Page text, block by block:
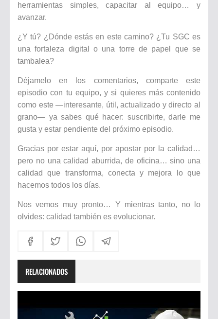
herramientas simples, capacitar al equipo… y
avanzar.
¿Y tú? ¿Dónde estás en este camino? ¿Tu SGC es
una fortaleza digital o una torre de papel que se
tambalea?
Déjamelo en los comentarios, comparte este
episodio con tu equipo, y si quieres más contenido
como este —interesante, útil, actualizado y directo al
grano— ya sabes qué hacer: suscribirte, darle me
gusta y estar pendiente del próximo episodio.
Gracias por estar aquí, por apostar por la calidad…
pero no una calidad aburrida, de oficina… sino una
calidad que transforma, conecta y mejora lo que
hacemos todos los días.
Nos vemos muy pronto… Y mientras tanto, no lo
olvides: calidad también es evolucionar.
RELACIONADOS